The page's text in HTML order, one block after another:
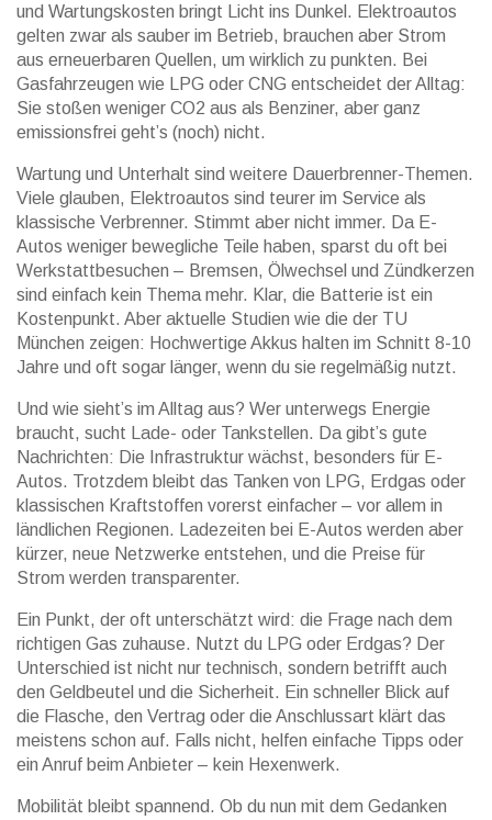
und Wartungskosten bringt Licht ins Dunkel. Elektroautos
gelten zwar als sauber im Betrieb, brauchen aber Strom
aus erneuerbaren Quellen, um wirklich zu punkten. Bei
Gasfahrzeugen wie LPG oder CNG entscheidet der Alltag:
Sie stoßen weniger CO2 aus als Benziner, aber ganz
emissionsfrei geht’s (noch) nicht.
Wartung und Unterhalt sind weitere Dauerbrenner-Themen.
Viele glauben, Elektroautos sind teurer im Service als
klassische Verbrenner. Stimmt aber nicht immer. Da E-
Autos weniger bewegliche Teile haben, sparst du oft bei
Werkstattbesuchen – Bremsen, Ölwechsel und Zündkerzen
sind einfach kein Thema mehr. Klar, die Batterie ist ein
Kostenpunkt. Aber aktuelle Studien wie die der TU
München zeigen: Hochwertige Akkus halten im Schnitt 8-10
Jahre und oft sogar länger, wenn du sie regelmäßig nutzt.
Und wie sieht’s im Alltag aus? Wer unterwegs Energie
braucht, sucht Lade- oder Tankstellen. Da gibt’s gute
Nachrichten: Die Infrastruktur wächst, besonders für E-
Autos. Trotzdem bleibt das Tanken von LPG, Erdgas oder
klassischen Kraftstoffen vorerst einfacher – vor allem in
ländlichen Regionen. Ladezeiten bei E-Autos werden aber
kürzer, neue Netzwerke entstehen, und die Preise für
Strom werden transparenter.
Ein Punkt, der oft unterschätzt wird: die Frage nach dem
richtigen Gas zuhause. Nutzt du LPG oder Erdgas? Der
Unterschied ist nicht nur technisch, sondern betrifft auch
den Geldbeutel und die Sicherheit. Ein schneller Blick auf
die Flasche, den Vertrag oder die Anschlussart klärt das
meistens schon auf. Falls nicht, helfen einfache Tipps oder
ein Anruf beim Anbieter – kein Hexenwerk.
Mobilität bleibt spannend. Ob du nun mit dem Gedanken